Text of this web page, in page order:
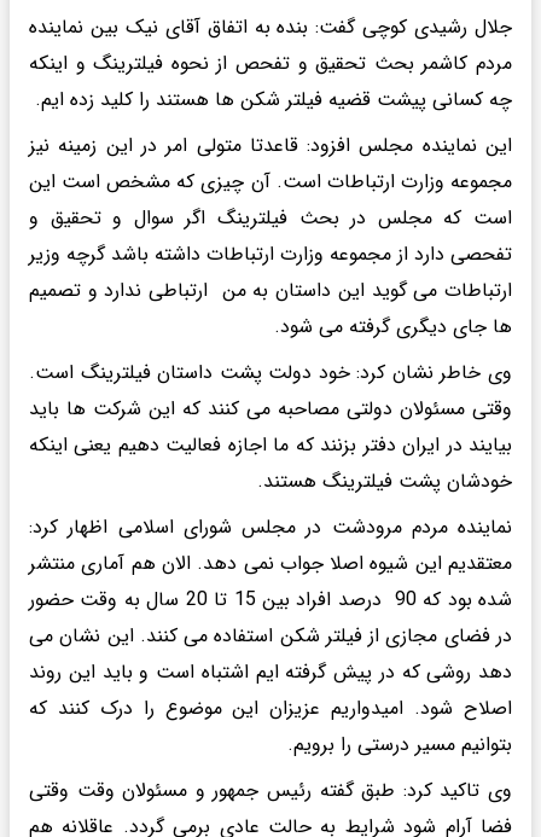
جلال رشیدی کوچی گفت: بنده به اتفاق آقای نیک بین نماینده
مردم کاشمر بحث‌ تحقیق و تفحص از نحوه فیلترینگ و اینکه
چه کسانی پیشت قضیه فیلتر شکن ها هستند را کلید زده ایم.
این نماینده مجلس افزود‌: قاعدتا متولی امر در این زمینه نیز
مجموعه وزارت ارتباطات است. آن چیزی که مشخص است این
است که مجلس در بحث فیلترینگ اگر سوال و تحقیق و
تفحصی دارد از مجموعه وزارت ارتباطات داشته باشد گرچه وزیر
ارتباطات می گوید این داستان به من ارتباطی ندارد و تصمیم
ها جای دیگری گرفته می شود.
وی خاطر نشان کرد: خود دولت پشت داستان فیلترینگ است.
وقتی مسئولان دولتی مصاحبه می کنند که این شرکت ها باید
بیایند در ایران دفتر بزنند که ما اجازه فعالیت دهیم یعنی اینکه
خودشان پشت فیلترینگ هستند.
نماینده مردم مرودشت در مجلس شورای اسلامی اظهار کرد:
معتقدیم این شیوه اصلا جواب نمی دهد. الان هم آماری منتشر
شده بود که 90 درصد افراد بین 15 تا 20 سال به وقت حضور
در فضای مجازی از فیلتر شکن استفاده می کنند. این نشان می
دهد روشی که در پیش گرفته ایم اشتباه است و باید این روند
اصلاح شود. امیدواریم عزیزان این موضوع را درک کنند که
بتوانیم مسیر درستی را برویم.
وی تاکید کرد: طبق گفته رئیس جمهور و مسئولان وقت وقتی
فضا آرام شود شرایط به حالت عادی برمی گردد. عاقلانه هم